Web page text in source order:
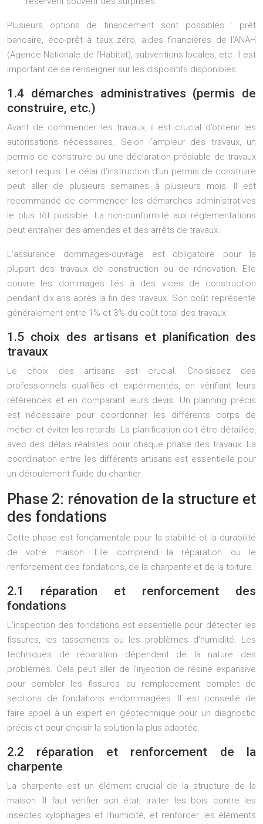
Plusieurs options de financement sont possibles : prêt
bancaire, éco-prêt à taux zéro, aides financières de l’ANAH
(Agence Nationale de l’Habitat), subventions locales, etc. Il est
important de se renseigner sur les dispositifs disponibles.
1.4 démarches administratives (permis de
construire, etc.)
Avant de commencer les travaux, il est crucial d’obtenir les
autorisations nécessaires. Selon l’ampleur des travaux, un
permis de construire ou une déclaration préalable de travaux
seront requis. Le délai d’instruction d’un permis de construire
peut aller de plusieurs semaines à plusieurs mois. Il est
recommandé de commencer les démarches administratives
le plus tôt possible. La non-conformité aux réglementations
peut entraîner des amendes et des arrêts de travaux.
L’assurance dommages-ouvrage est obligatoire pour la
plupart des travaux de construction ou de rénovation. Elle
couvre les dommages liés à des vices de construction
pendant dix ans après la fin des travaux. Son coût représente
généralement entre 1% et 3% du coût total des travaux.
1.5 choix des artisans et planification des
travaux
Le choix des artisans est crucial. Choisissez des
professionnels qualifiés et expérimentés, en vérifiant leurs
références et en comparant leurs devis. Un planning précis
est nécessaire pour coordonner les différents corps de
métier et éviter les retards. La planification doit être détaillée,
avec des délais réalistes pour chaque phase des travaux. La
coordination entre les différents artisans est essentielle pour
un déroulement fluide du chantier.
Phase 2: rénovation de la structure et
des fondations
Cette phase est fondamentale pour la stabilité et la durabilité
de votre maison. Elle comprend la réparation ou le
renforcement des fondations, de la charpente et de la toiture.
2.1 réparation et renforcement des
fondations
L’inspection des fondations est essentielle pour détecter les
fissures, les tassements ou les problèmes d’humidité. Les
techniques de réparation dépendent de la nature des
problèmes. Cela peut aller de l’injection de résine expansive
pour combler les fissures au remplacement complet de
sections de fondations endommagées. Il est conseillé de
faire appel à un expert en géotechnique pour un diagnostic
précis et pour choisir la solution la plus adaptée.
2.2 réparation et renforcement de la
charpente
La charpente est un élément crucial de la structure de la
maison. Il faut vérifier son état, traiter les bois contre les
insectes xylophages et l’humidité, et renforcer les éléments